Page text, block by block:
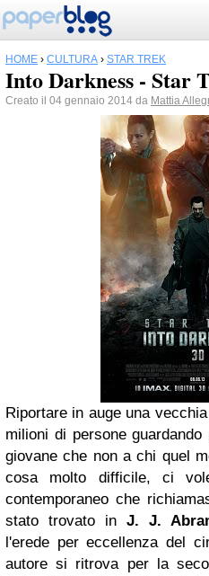
HOME › CULTURA › STAR TREK
Into Darkness - Star
Creato il 04 gennaio 2014 da Mattia
Riportare in auge una
milioni di persone
giovane che non a chi quel
cosa molto difficile, ci
contemporaneo che
stato trovato in J. J.
l'erede per eccellenza del
autore si ritrova per la